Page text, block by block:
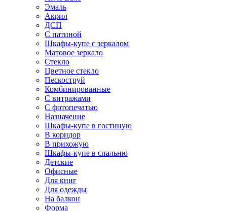
Эмаль
Акрил
ДСП
С патиной
Шкафы-купе с зеркалом
Матовое зеркало
Стекло
Цветное стекло
Пескоструй
Комбинированные
С витражами
С фотопечатью
Назначение
Шкафы-купе в гостиную
В коридор
В прихожую
Шкафы-купе в спальню
Детские
Офисные
Для книг
Для одежды
На балкон
Форма